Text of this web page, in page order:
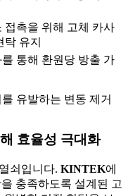
접촉을 위해 고체 카사
탁 유지
통해 환원당 방출 가
유발하는 변동 제거
효율성 극대화
쇠입니다. KINTEK에
충족하도록 설계된 고